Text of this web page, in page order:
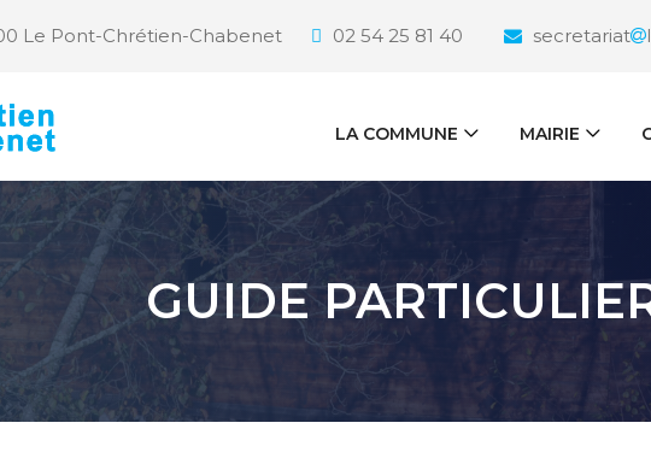
Le Pont-Chrétien-Chabenet 02 54 25 81 40 secretariat
LA COMMUNE MAIRIE
GUIDE